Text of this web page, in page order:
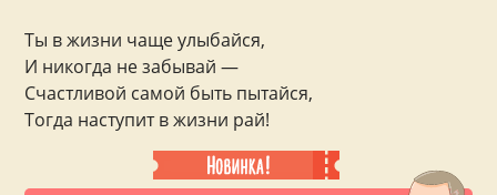
Ты в жизни чаще улыбайся,
И никогда не забывай —
Счастливой самой быть пытайся,
Тогда наступит в жизни рай!